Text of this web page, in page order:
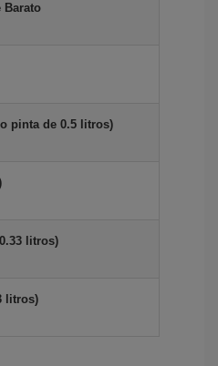
Barato
pinta de 0.5 litros)
litros)
litros)